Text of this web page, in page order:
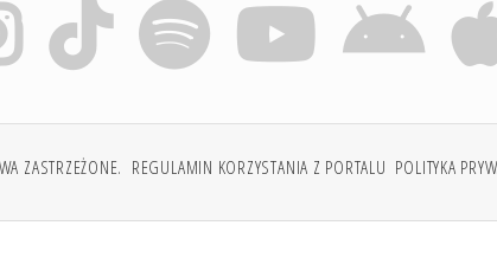
ZASTRZEŻONE. REGULAMIN KORZYSTANIA Z PORTALU POLITYKA